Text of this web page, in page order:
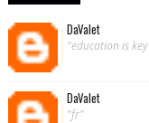
DaValet
"education is
DaValet
"fr"